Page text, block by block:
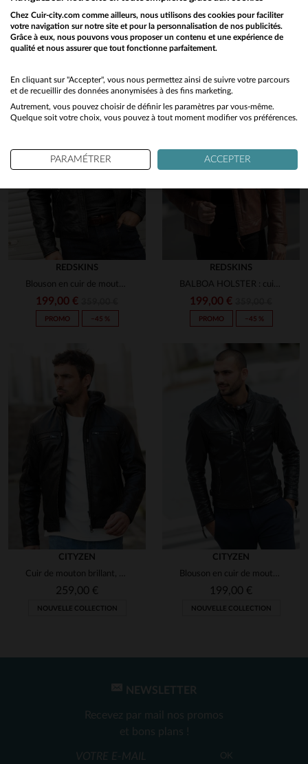
Découvrez ces produits similaires sélectionnés pour vous
REDSKINS
Blouson en cuir de mouton noir, coupe slimfit et détails matelassés.
199,00 €
PROMO −45 %
REDSKINS
BALBOA HOLSTER : cuir de mouton cognac, coupe slimfit et style motard.
199,00 €
PROMO −45 %
CITYZEN
Cuir de mouton brillant, capuche amovible pour varier les looks.
259,00 €
NOUVELLE COLLECTION
CITYZEN
Blouson en cuir de mouton noir, ajusté pour un style urbain.
199,00 €
NOUVELLE COLLECTION
NEWSLETTER
Recevez par mail nos promos
et bons plans !
OK
Would you like to be redirected to our English site?
No
Yes
Chez Cuir-city.com comme ailleurs, nous utilisons des cookies pour faciliter
votre navigation sur notre site et pour la personnalisation de nos publicités.
Grâce à eux, nous pouvons vous proposer un contenu et une expérience de
qualité et nous assurer que tout fonctionne parfaitement.
En cliquant sur "Accepter", vous nous permettez ainsi de suivre votre parcours
et de recueillir des données anonymisées à des fins marketing.
Autrement, vous pouvez choisir de définir les paramètres par vous-même.
Quelque soit votre choix, vous pouvez à tout moment modifier vos préférences.
PARAMÉTRER ACCEPTER